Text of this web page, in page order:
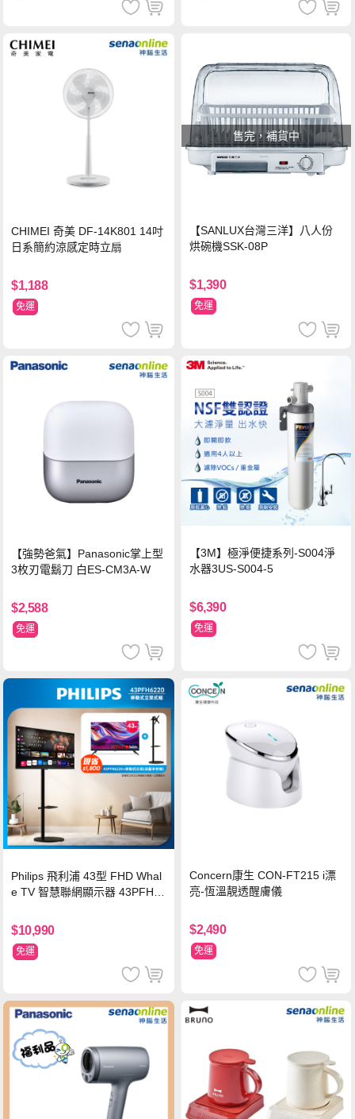
CHIMEI 奇美 DF-14K801 14吋
日系簡約涼感定時立扇
$1,188
免運
售完，補貨中
【SANLUX台灣三洋】八人份
烘碗機SSK-08P
$1,390
免運
【強勢爸氣】Panasonic掌上型
3枚刃電鬍刀 白ES-CM3A-W
$2,588
免運
【3M】極淨便捷系列-S004淨
水器3US-S004-5
$6,390
免運
Philips 飛利浦 43型 FHD Whal
e TV 智慧聯網顯示器 43PFH6
$10,990
免運
Concern康生 CON-FT215 i漂
亮-恆溫靚透醒膚儀
$2,490
免運